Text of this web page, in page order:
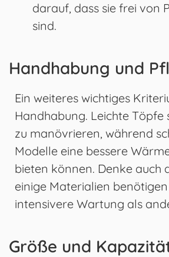
darauf, dass sie frei von
sind.
Handhabung und
Ein weiteres wichtiges
Handhabung. Leichte Töpfe
zu manövrieren, während
Modelle eine bessere
bieten können. Denke auch
einige Materialien
intensivere Wartung als
Größe und